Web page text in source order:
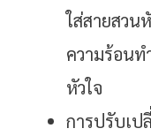
ใส่สายสวน
ความร้อน
หัวใจ
การปรับเป